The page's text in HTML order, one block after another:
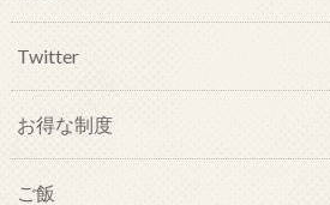
Twitter
お得な制度
ご飯